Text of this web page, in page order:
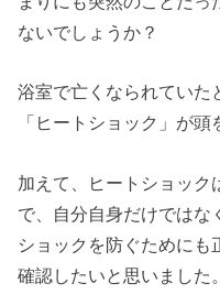
ないでしょうか？
浴室で亡くなられていた
「ヒートショック」が頭
加えて、ヒートショック
で、自分自身だけではな
ショックを防ぐためにも
確認したいと思いました。